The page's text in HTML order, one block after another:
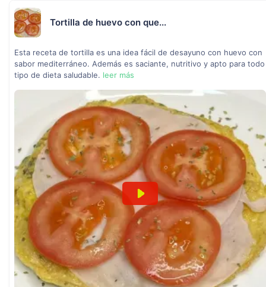
Tortilla de huevo con que...
Esta receta de tortilla es una idea fácil de desayuno con huevo con
sabor mediterráneo. Además es saciante, nutritivo y apto para todo
tipo de dieta saludable. leer más